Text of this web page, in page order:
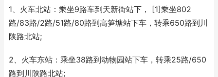
1、火车北站：乘坐9路车到天新街站下， [1]乘坐802
路/83路/2路/51路/80路到高笋塘站下车，转乘650路到川
陕路北站;
2、火车东站：乘坐38路到动物园站下车，转乘25路/650
路到川陕路北站;